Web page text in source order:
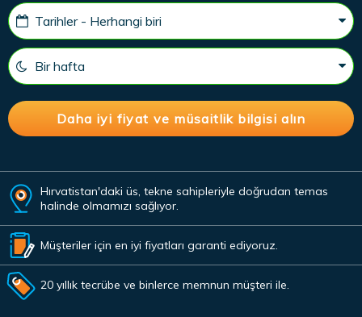
Hırvatistan'daki üs, tekne sahipleriyle doğrudan temas
halinde olmamızı sağlıyor.
Müşteriler için en iyi fiyatları garanti ediyoruz.
20 yıllık tecrübe ve binlerce memnun müşteri ile.